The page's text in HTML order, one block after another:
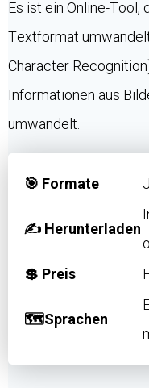
Es ist ein Online-
Textformat
Character
Informationen aus
umwandelt.
🎯 Formate
✍️ Herunterladen
💲 Preis
🗺Sprachen